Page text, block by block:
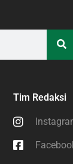
Tim Redaksi